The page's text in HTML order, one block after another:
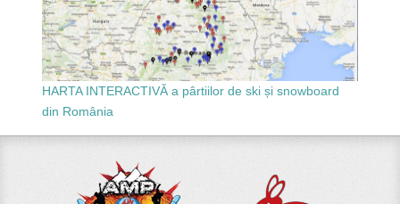
HARTA INTERACTIVĂ a pârtiilor de ski și snowboard
din România